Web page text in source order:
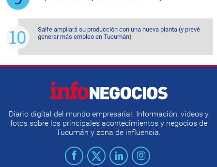
Saife ampliará su producción con una nueva planta (y prevé
generar más empleo en Tucumán)
Diario digital del mundo empresarial. Información, videos y
fotos sobre los principales acontecimientos y negocios de
Tucumán y zona de influencia.